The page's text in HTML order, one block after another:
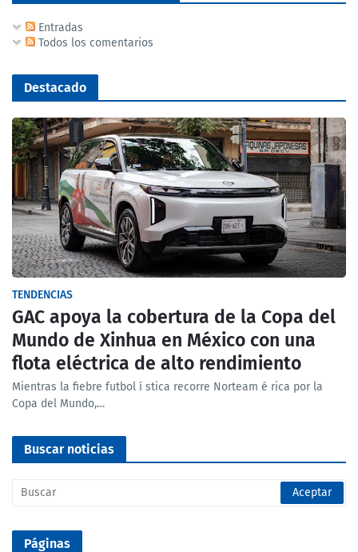
Entradas
Todos los comentarios
Destacado
TENDENCIAS
GAC apoya la cobertura de la Copa del
Mundo de Xinhua en México con una
flota eléctrica de alto rendimiento
Mientras la fiebre futbol í stica recorre Norteam é rica por la
Copa del Mundo,…
Buscar noticias
Páginas